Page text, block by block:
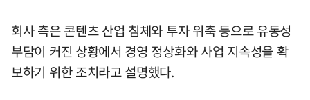
회사 측은 콘텐츠 산업 침체와 투자 위축 등으로 유동성
부담이 커진 상황에서 경영 정상화와 사업 지속성을 확
보하기 위한 조치라고 설명했다.